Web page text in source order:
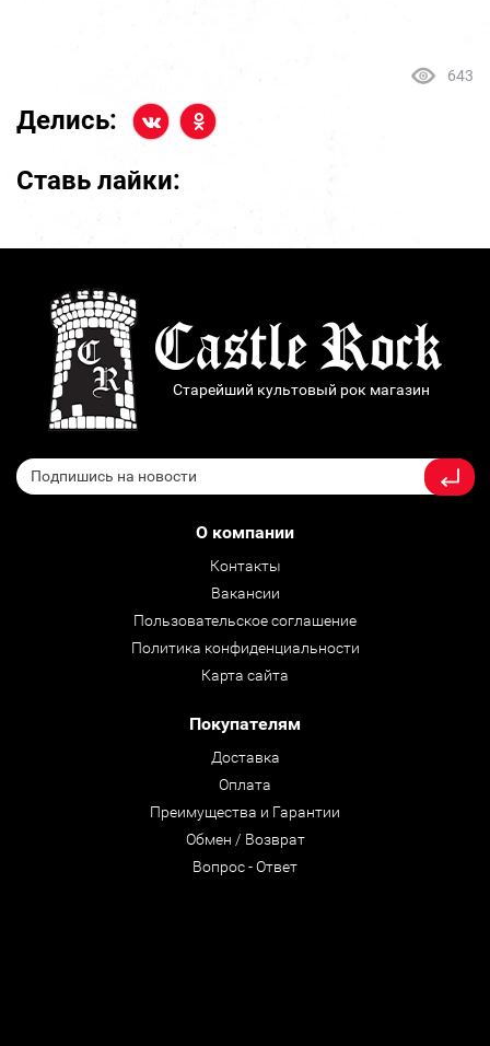
643
Делись:
Ставь лайки:
Старейший культовый рок магазин
О компании
Контакты
Вакансии
Пользовательское соглашение
Политика конфиденциальности
Карта сайта
Покупателям
Доставка
Оплата
Преимущества и Гарантии
Обмен / Возврат
Вопрос - Ответ